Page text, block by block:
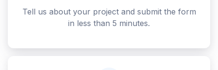
Tell us about your project and submit the form
in less than 5 minutes.